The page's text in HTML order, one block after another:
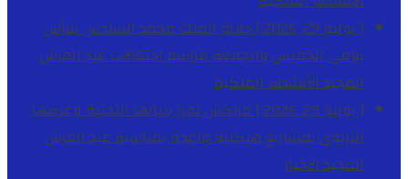
[ يوليو 29, 2026 ]
جلالة الملك محمد السادس يترأس
يومي الخميس والجمعة مراسم احتفالات عيد العرش
المجيدالأنشطة الملكية
[ يوليو 29, 2026 ]
مراكش تعزز بنياتها التحتية وعرضها
التربوي بمشاريع هيكلية واعدة بمناسبة عيد العرش
المجيدالاخبار